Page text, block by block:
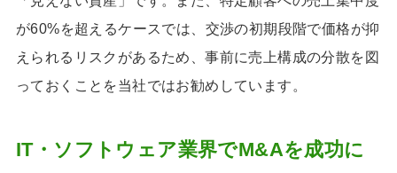
が60%を超えるケースでは、交渉の初期段階で価格が抑
えられるリスクがあるため、事前に売上構成の分散を図
っておくことを当社ではお勧めしています。
IT・ソフトウェア業界でM&Aを成功に